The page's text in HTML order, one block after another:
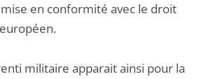
mise en conformité avec le droit
militaire apparait ainsi pour la